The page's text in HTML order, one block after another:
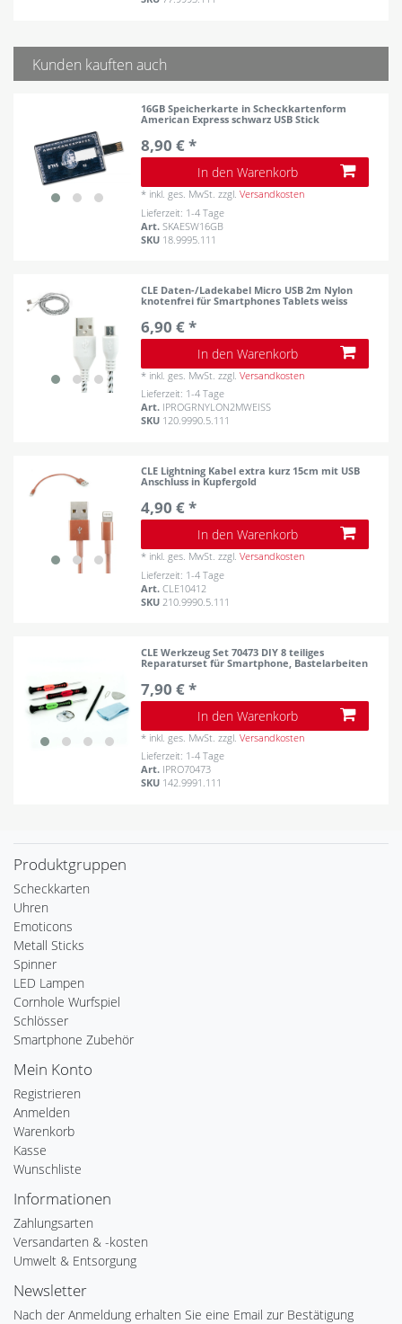
Kunden kauften auch
16GB Speicherkarte in Scheckkartenform
American Express schwarz USB Stick
8,90 € *
In den Warenkorb
* inkl. ges. MwSt. zzgl.Versandkosten
Lieferzeit: 1-4 Tage
Art.SKAESW16GB
SKU 18.9995.111
CLE Daten-/Ladekabel Micro USB 2m Nylon
knotenfrei für Smartphones Tablets weiss
6,90 € *
In den Warenkorb
* inkl. ges. MwSt. zzgl.Versandkosten
Lieferzeit: 1-4 Tage
Art. IPROGRNYLON2MWEISS
SKU 120.9990.5.111
CLE Lightning Kabel extra kurz 15cm mit USB
Anschluss in Kupfergold
4,90 € *
In den Warenkorb
* inkl. ges. MwSt. zzgl.Versandkosten
Lieferzeit: 1-4 Tage
Art.CLE10412
SKU 210.9990.5.111
CLE Werkzeug Set 70473 DIY 8 teiliges
Reparaturset für Smartphone, Bastelarbeiten
7,90 € *
In den Warenkorb
* inkl. ges. MwSt. zzgl.Versandkosten
Lieferzeit: 1-4 Tage
Art. IPRO70473
SKU 142.9991.111
Produktgruppen
Scheckkarten
Uhren
Emoticons
Metall Sticks
Spinner
LED Lampen
Cornhole Wurfspiel
Schlösser
Smartphone Zubehör
Mein Konto
Registrieren
Anmelden
Warenkorb
Kasse
Wunschliste
Informationen
Zahlungsarten
Versandarten & -kosten
Umwelt & Entsorgung
Newsletter
Nach der Anmeldung erhalten Sie eine Email zur Bestätigung